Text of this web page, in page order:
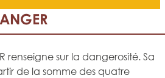
renseigne sur la dangerosité. Sa
de la somme des quatre